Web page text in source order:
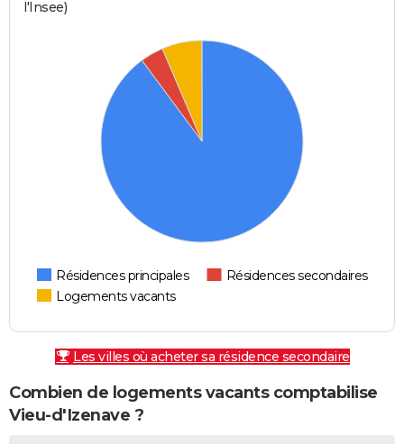
l'Insee)
Résidences principales
Résidences secondaires
Logements vacants
Les villes où acheter sa résidence secondaire
Combien de logements vacants comptabilise
Vieu-d'Izenave ?